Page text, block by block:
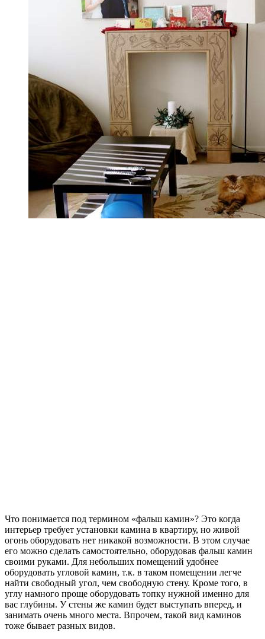
Что понимается под термином «фальш камин»? Это когда
интерьер требует установки камина в квартиру, но живой
огонь оборудовать нет никакой возможности. В этом случае
его можно сделать самостоятельно, оборудовав фальш камин
своими руками. Для небольших помещений удобнее
оборудовать угловой камин, т.к. в таком помещении легче
найти свободный угол, чем свободную стену. Кроме того, в
углу намного проще оборудовать топку нужной именно для
вас глубины. У стены же камин будет выступать вперед, и
занимать очень много места. Впрочем, такой вид каминов
тоже бывает разных видов.